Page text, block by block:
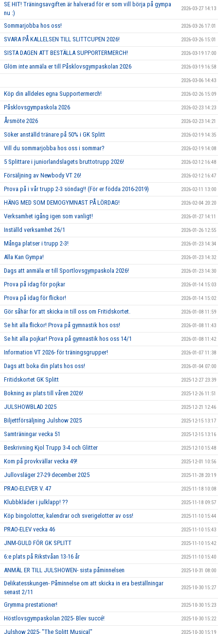
SE HIT! Träningsavgiften är halverad för er som vill börja på gympa
nu :)
2026-03-27 14:13
Sommarjobba hos oss! 2026-03-26 17:01
SVARA PÅ KALLELSEN TILL SLITTCUPEN 2026! 2026-03-26 15:01
SISTA DAGEN ATT BESTÄLLA SUPPORTERMERCH! 2026-03-19 17:00
Glöm inte anmäla er till Påsklovsgympaskolan 2026 2026-03-19 16:58
2026-03-06 14:43
Köp din alldeles egna Supportermerch! 2026-02-26 15:09
Påsklovsgympaskola 2026 2026-02-23 14:23
Årsmöte 2026 2026-02-23 14:21
Söker anställd tränare på 50% i GK Splitt 2026-02-19 14:35
Vill du sommarjobba hos oss i sommar? 2026-02-19 14:08
5 Splittare i juniorlandslagets bruttotrupp 2026! 2026-02-12 16:48
Försäljning av Newbody VT 26! 2026-02-12 16:47
Prova på i vår trupp 2-3 söndag!! (För er födda 2016-2019) 2026-02-11 13:00
HÄNG MED SOM DEMOGYMNAST PÅ LÖRDAG! 2026-02-04 20:20
Verksamhet igång igen som vanligt! 2026-01-27 14:11
Inställd verksamhet 26/1 2026-01-26 12:55
Många platser i trupp 2-3! 2026-01-23 14:34
Alla Kan Gympa! 2026-01-23 14:32
Dags att anmäla er till Sportlovsgympaskola 2026! 2026-01-23 14:30
Prova på idag för pojkar 2026-01-14 15:03
Prova på idag för flickor! 2026-01-14 15:02
Gör såhär för att skicka in till oss om Fritidskortet. 2026-01-08 11:59
Se hit alla flickor! Prova på gymnastik hos oss! 2026-01-08 11:43
Se hit alla pojkar! Prova på gymnastik hos oss 14/1 2026-01-08 11:42
Information VT 2026- för träningsgrupper! 2026-01-07 11:38
Dags att boka din plats hos oss! 2026-01-04 07:00
Fritidskortet GK Splitt 2025-12-27 23:39
Bokning av plats till våren 2026! 2025-12-26 11:51
JULSHOWBLAD 2025 2025-12-21 12:46
Biljettförsäljning Julshow 2025 2025-12-15 13:17
Samträningar vecka 51 2025-12-15 13:16
Beskrivning Kjol Trupp 3-4 och Glitter 2025-12-10 15:48
Kom på provkvällar vecka 49! 2025-12-01 10:56
Jullovsläger 27-29 december 2025 2025-11-28 20:19
PRAO-ELEVER V. 47 2025-11-18 10:08
Klubbkläder i julklapp! ?? 2025-11-18 09:57
Köp bingolotter, kalendrar och sverigelotter av oss! 2025-11-10 15:44
PRAO-ELEV vecka 46 2025-11-10 15:43
JNM-GULD FÖR GK SPLITT 2025-11-10 15:42
6:e plats på Rikstvåan 13-16 år 2025-11-10 15:40
ANMÄL ER TILL JULSHOWEN- sista påminnelsen 2025-10-31 08:00
Delikatesskungen- Påminnelse om att skicka in era beställningar
senast 2/11
2025-10-30 15:27
Grymma prestationer! 2025-10-30 15:23
Höstlovsgympaskolan 2025- Blev succé! 2025-10-30 15:22
Julshow 2025- "The Splitt Musical" 2025-10-30 15:19